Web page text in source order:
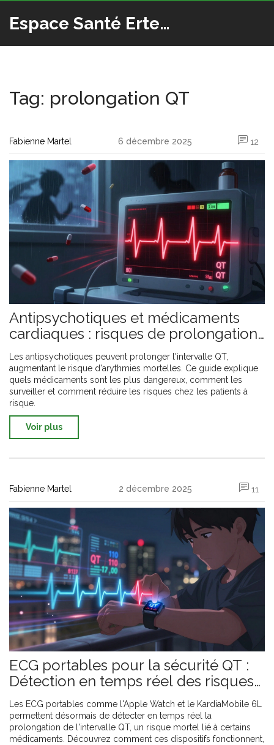
Espace Santé Ertedis
Tag: prolongation QT
Fabienne Martel 6 décembre 2025 12
Antipsychotiques et médicaments
cardiaques : risques de prolongation
de l'intervalle QT
Les antipsychotiques peuvent prolonger l'intervalle QT,
augmentant le risque d'arythmies mortelles. Ce guide explique
quels médicaments sont les plus dangereux, comment les
surveiller et comment réduire les risques chez les patients à
risque.
Voir plus
Fabienne Martel 2 décembre 2025 11
ECG portables pour la sécurité QT :
Détection en temps réel des risques
cardiaques
Les ECG portables comme l'Apple Watch et le KardiaMobile 6L
permettent désormais de détecter en temps réel la
prolongation de l'intervalle QT, un risque mortel lié à certains
médicaments. Découvrez comment ces dispositifs fonctionnent,